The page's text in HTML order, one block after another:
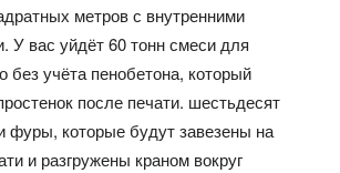
метров с внутренними
У васуйдёт60 тонн смеси для
безучёта пенобетона, который
после печати. шестьдесят
фуры, которые будут завезены на
и разгружены краном вокруг